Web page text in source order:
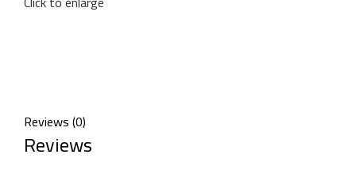
Reviews (0)
Reviews